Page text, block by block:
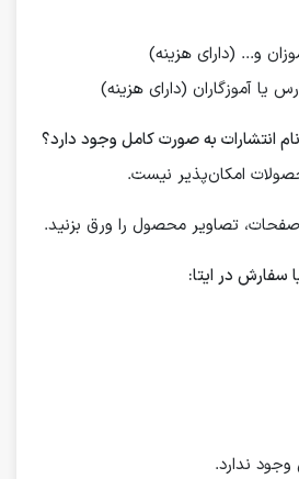
و... (دارای هزینه)
یا آموزگاران (دارای هزینه)
انتشارات به صورت کامل وجود دارد؟
امکان‌پذیر نیست.
تصاویر محصول را ورق بزنید.
در ایتا:
ندارد.